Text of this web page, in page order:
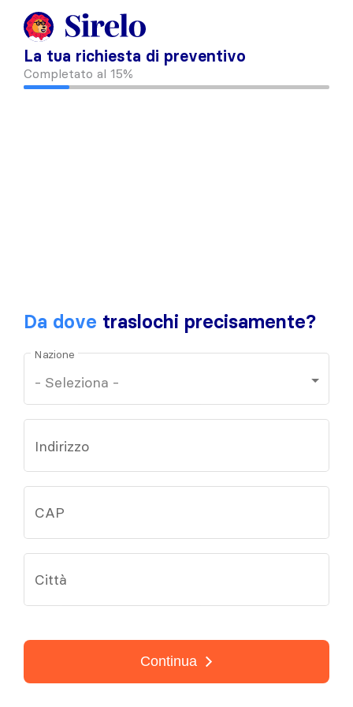
La tua richiesta di preventivo
Completato al 15%
Da dove traslochi precisamente?
Nazione
Indirizzo
CAP
Città
Continua